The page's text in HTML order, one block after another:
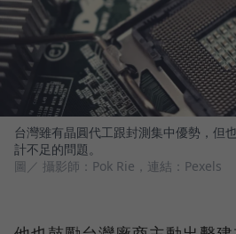
台灣雖有晶圓代工跟封測集中優勢，但
計不足的問題。
圖／ 攝影師：Pok Rie，連結：Pexels